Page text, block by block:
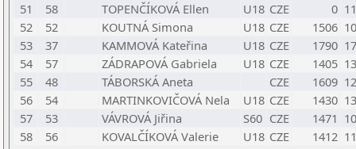
51
58 TOPENČÍKOVÁ Ellen U18 CZE 0
52
52 KOUTNÁ Simona U18 CZE 1506
53
37 KAMMOVÁ Kateřina U18 CZE 1790
54
57 ZÁDRAPOVÁ Gabriela U18 CZE 1405
55
48 TÁBORSKÁ Aneta CZE 1609
56
54 MARTINKOVIČOVÁ Nela U18 CZE 1430
57
53 VÁVROVÁ Jiřina S60 CZE 1471
58
56 KOVALČÍKOVÁ Valerie U18 CZE 1412